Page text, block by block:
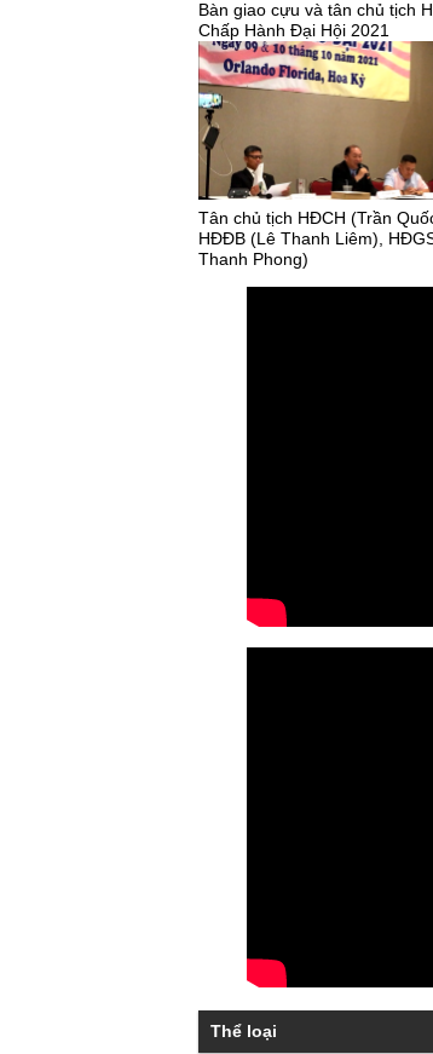
Bàn giao cựu và tân chủ tịch
Chấp Hành Đại Hội 2021
Tân chủ tịch HĐCH (Trần
HĐĐB (Lê Thanh Liêm),
Thanh Phong)
Thể loại